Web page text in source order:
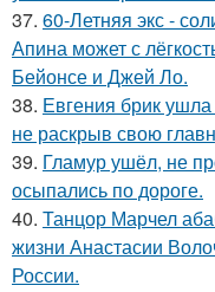
37. 60-Летняя экс -
Апина может с
Бейонсе и Джей Ло.
38. Евгения брик ушла
не раскрыв свою
39. Гламур ушёл, не
осыпались по дороге.
40. Танцор Марчел
жизни Анастасии
России.